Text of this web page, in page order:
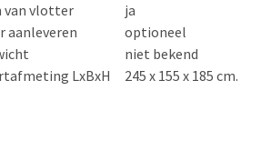
van vlotter
aanleveren
ja
optioneel
niet bekend
LxBxH 245 x 155 x 185 cm.